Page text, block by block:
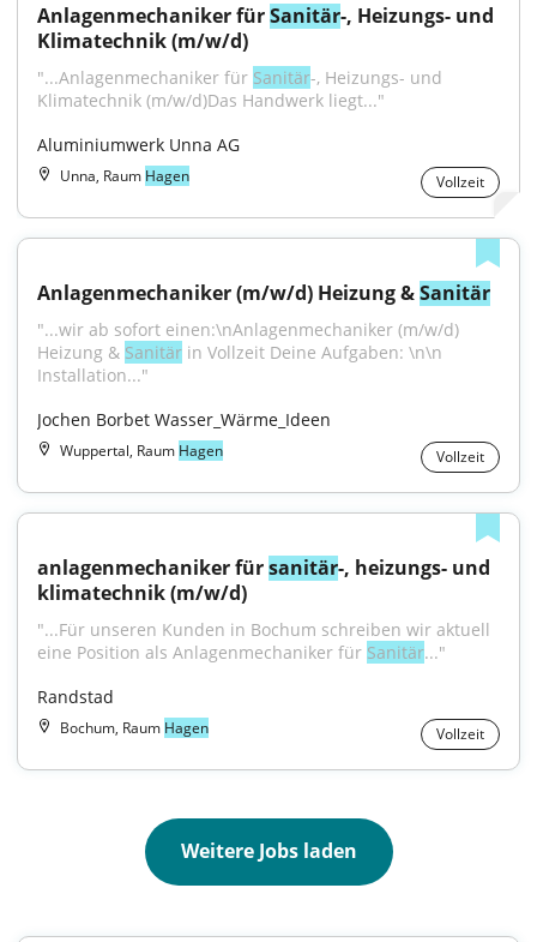
Anlagenmechaniker für Sanitär-, Heizungs- und
Klimatechnik (m/w/d)
"...Anlagenmechaniker für Sanitär-, Heizungs- und
Klimatechnik (m/w/d)Das Handwerk liegt..."
Aluminiumwerk Unna AG
Unna, Raum Hagen Vollzeit
Anlagenmechaniker (m/w/d) Heizung & Sanitär
"...wir ab sofort einen:\nAnlagenmechaniker (m/w/d)
Heizung & Sanitär in Vollzeit Deine Aufgaben: \n\n
Installation..."
Jochen Borbet Wasser_Wärme_Ideen
Wuppertal, Raum Hagen Vollzeit
anlagenmechaniker für sanitär-, heizungs- und
klimatechnik (m/w/d)
"...Für unseren Kunden in Bochum schreiben wir aktuell
eine Position als Anlagenmechaniker für Sanitär..."
Randstad
Bochum, Raum Hagen Vollzeit
Weitere Jobs laden